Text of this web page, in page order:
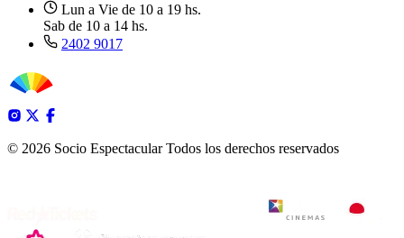
Lun a Vie de 10 a 19 hs.
Sab de 10 a 14 hs.
2402 9017
© 2026 Socio Espectacular Todos los derechos reservados